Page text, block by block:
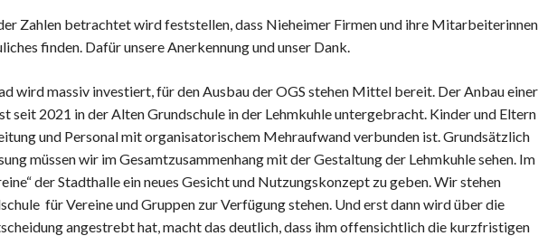
Zahlen betrachtet wird feststellen, dass Nieheimer Firmen und ihre Mitarbeiterinnen
finden. Dafür unsere Anerkennung und unser Dank.
wird massiv investiert, für den Ausbau der OGS stehen Mittel bereit. Der Anbau einer
2021 in der Alten Grundschule in der Lehmkuhle untergebracht. Kinder und Eltern
und Personal mit organisatorischem Mehraufwand verbunden ist. Grundsätzlich
müssen wir im Gesamtzusammenhang mit der Gestaltung der Lehmkuhle sehen. Im
der Stadthalle ein neues Gesicht und Nutzungskonzept zu geben. Wir stehen
für Vereine und Gruppen zur Verfügung stehen. Und erst dann wird über die
angestrebt hat, macht das deutlich, dass ihm offensichtlich die kurzfristigen